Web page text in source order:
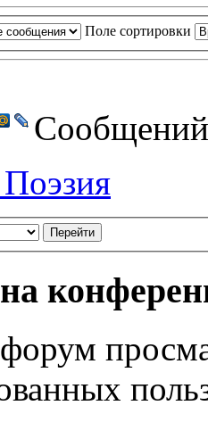
Поле сортировки